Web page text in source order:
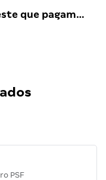
que pagam…
PSF